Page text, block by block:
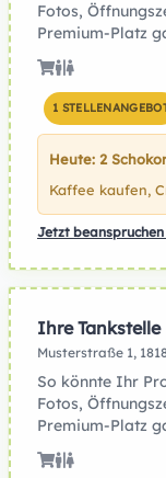
Fotos,
Premium-Platz
1
Heute: 2
Kaffee kaufen,
Jetzt
Ihre Tankstelle
Musterstraße 1,
So könnte Ihr
Fotos,
Premium-Platz